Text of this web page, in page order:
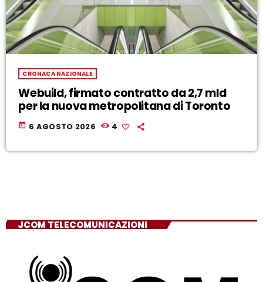
CRONACA NAZIONALE
Webuild, firmato contratto da 2,7 mld
per la nuova metropolitana di Toronto
today 6 AGOSTO 2026 4
JCOM TELECOMUNICAZIONI